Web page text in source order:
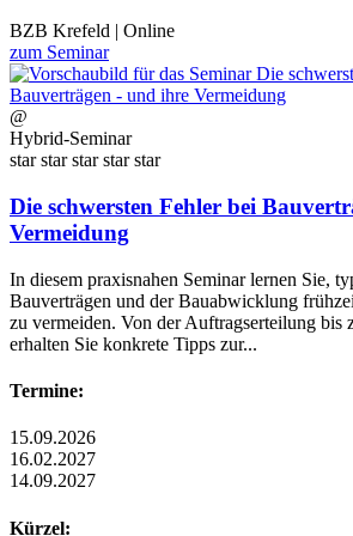
BZB Krefeld | Online
zum Seminar
@
Hybrid-Seminar
star star star star star
Die schwersten Fehler bei
Vermeidung
In diesem praxisnahen Seminar lernen Sie,
Bauverträgen und der Bauabwicklung
zu vermeiden. Von der Auftragserteilung bis
erhalten Sie konkrete Tipps zur...
Termine:
15.09.2026
16.02.2027
14.09.2027
Kürzel: